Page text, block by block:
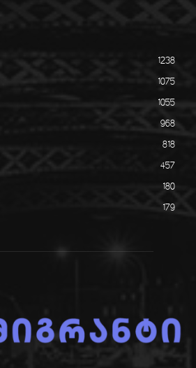
1238
1075
1055
968
818
457
180
179